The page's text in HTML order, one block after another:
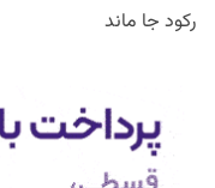
رکود جا ماند